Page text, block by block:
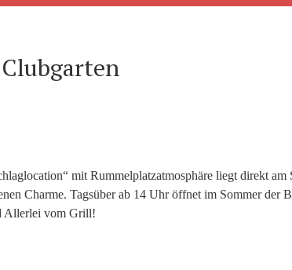
mit Rummelplatzatmosphäre liegt direkt
Charme. Tagsüber ab 14 Uhr öffnet im Sommer der
Allerlei vom Grill!